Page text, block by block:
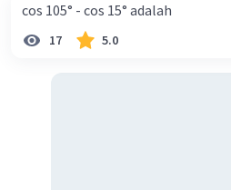
cos 105° - cos 15° adalah
17 5.0